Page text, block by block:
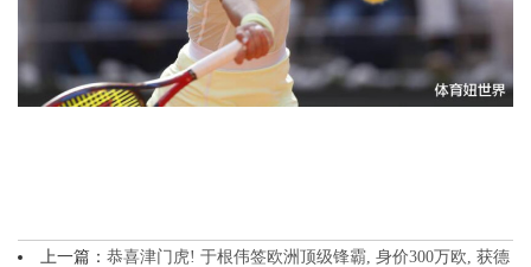
上一篇： 恭喜津门虎! 于根伟签欧洲顶级锋霸, 身价300万欧, 获德